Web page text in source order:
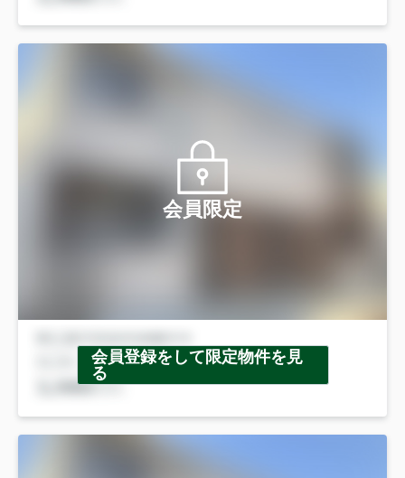
会員限定
会員登録をして限定物件を見
る